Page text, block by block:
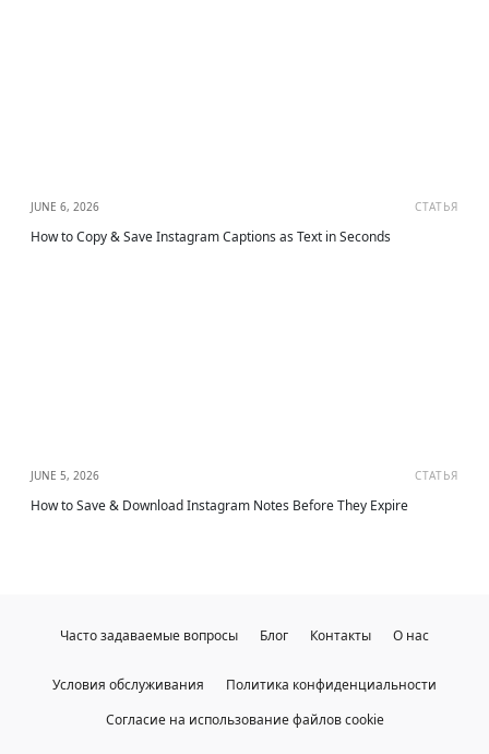
JUNE 6, 2026 СТАТЬЯ
How to Copy & Save Instagram Captions as Text in Seconds
JUNE 5, 2026 СТАТЬЯ
How to Save & Download Instagram Notes Before They Expire
Часто задаваемые вопросы Блог Контакты О нас
Условия обслуживания
Политика конфиденциальности
Согласие на использование файлов cookie